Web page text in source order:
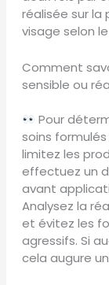
réalisée sur la
visage selon
Comment
sensible ou
Pour
soins
limitez les
effectuez un
avant
Analysez la
et évitez les
agressifs. Si
cela augure